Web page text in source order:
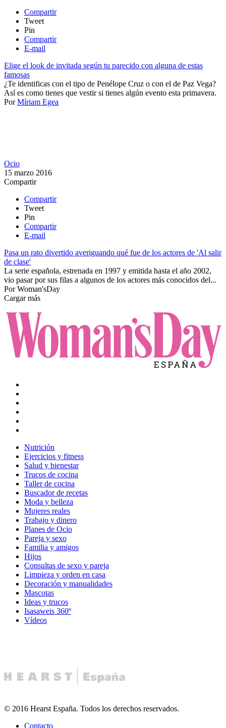
Compartir
Tweet
Pin
Compartir
E-mail
Elige el look de invitada según tu parecido con alguna de estas
famosas
¿Te identificas con el tipo de Penélope Cruz o con el de Paz Vega?
Así es como tienes que vestir si tienes algún evento esta primavera.
PorMíriam Egea
Ocio
15 marzo 2016
Compartir
Compartir
Tweet
Pin
Compartir
E-mail
Pasa un rato divertido averiguando qué fue de los actores de 'Al salir
de clase'
La serie española, estrenada en 1997 y emitida hasta el año 2002,
vio pasar por sus filas a algunos de los actores más conocidos del...
PorWoman'sDay
Cargar más
Nutrición
Ejercicios y fitness
Salud y bienestar
Trucos de cocina
Taller de cocina
Buscador de recetas
Moda y belleza
Mujeres reales
Trabajo y dinero
Planes de Ocio
Pareja y sexo
Familia y amigos
Hijos
Consultas de sexo y pareja
Limpieza y orden en casa
Decoración y manualidades
Mascotas
Ideas y trucos
Isasaweis 360º
Vídeos
© 2016 Hearst España. Todos los derechos reservados.
Contacto